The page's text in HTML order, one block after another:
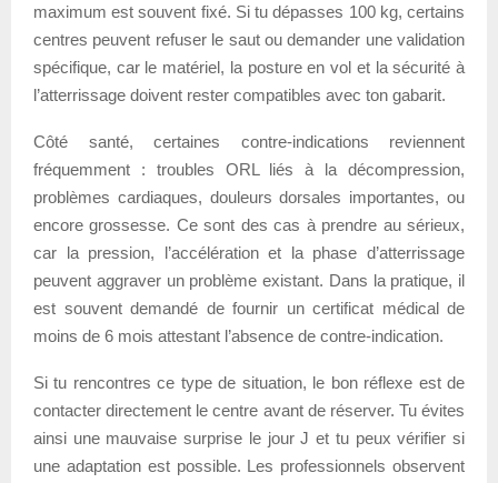
maximum est souvent fixé. Si tu dépasses 100 kg, certains
centres peuvent refuser le saut ou demander une validation
spécifique, car le matériel, la posture en vol et la sécurité à
l’atterrissage doivent rester compatibles avec ton gabarit.
Côté santé, certaines contre-indications reviennent
fréquemment : troubles ORL liés à la décompression,
problèmes cardiaques, douleurs dorsales importantes, ou
encore grossesse. Ce sont des cas à prendre au sérieux,
car la pression, l’accélération et la phase d’atterrissage
peuvent aggraver un problème existant. Dans la pratique, il
est souvent demandé de fournir un certificat médical de
moins de 6 mois attestant l’absence de contre-indication.
Si tu rencontres ce type de situation, le bon réflexe est de
contacter directement le centre avant de réserver. Tu évites
ainsi une mauvaise surprise le jour J et tu peux vérifier si
une adaptation est possible. Les professionnels observent